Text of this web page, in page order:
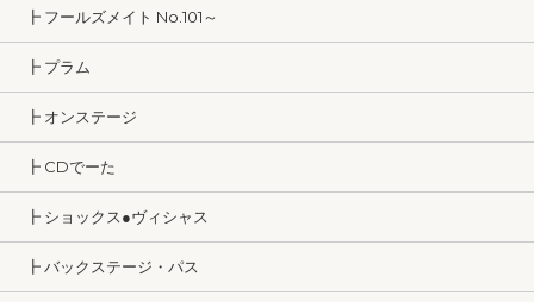
┣ フールズメイト No.101～
┣ プラム
┣ オンステージ
┣ CDでーた
┣ ショックス●ヴィシャス
┣ バックステージ・パス